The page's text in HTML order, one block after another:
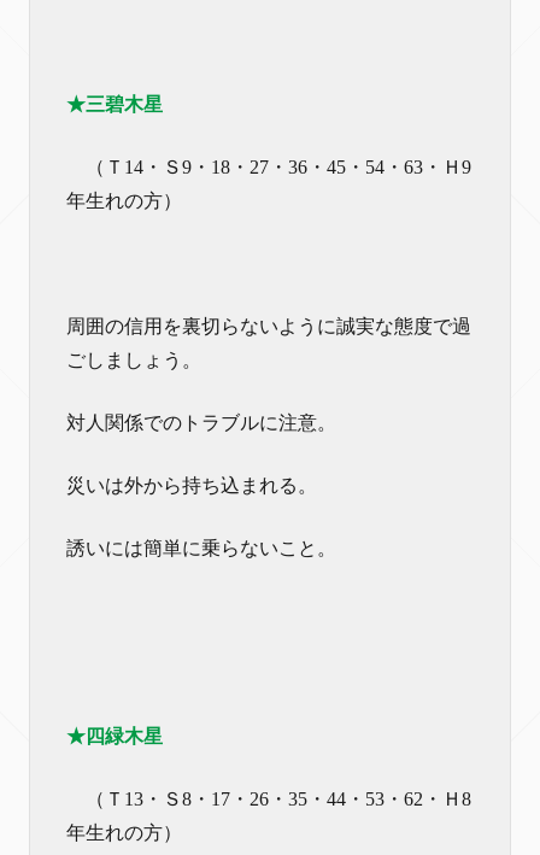
★三碧木星
（Ｔ14・Ｓ9・18・27・36・45・54・63・Ｈ9
年生れの方）
周囲の信用を裏切らないように誠実な態度で過
ごしましょう。
対人関係でのトラブルに注意。
災いは外から持ち込まれる。
誘いには簡単に乗らないこと。
★四緑木星
（Ｔ13・Ｓ8・17・26・35・44・53・62・Ｈ8
年生れの方）